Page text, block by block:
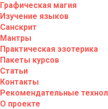
Графическая магия
Изучение языков
Санскрит
Мантры
Практическая эзотерика
Пакеты курсов
Статьи
Контакты
Рекомендательные
О проекте